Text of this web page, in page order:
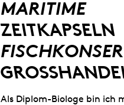
MARITIME
ZEITKAPSELN
Als Diplom-Biologe bin ich